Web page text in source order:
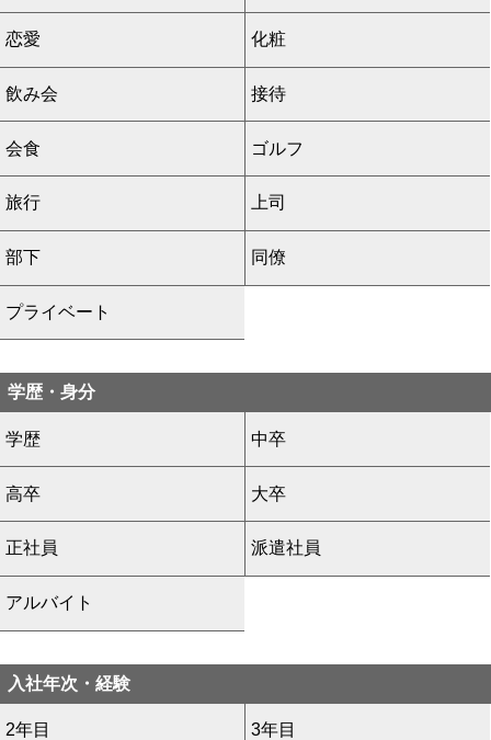
恋愛 化粧
飲み会 接待
会食 ゴルフ
旅行 上司
部下 同僚
プライベート
学歴・身分
学歴 中卒
高卒 大卒
正社員 派遣社員
アルバイト
入社年次・経験
2年目 3年目